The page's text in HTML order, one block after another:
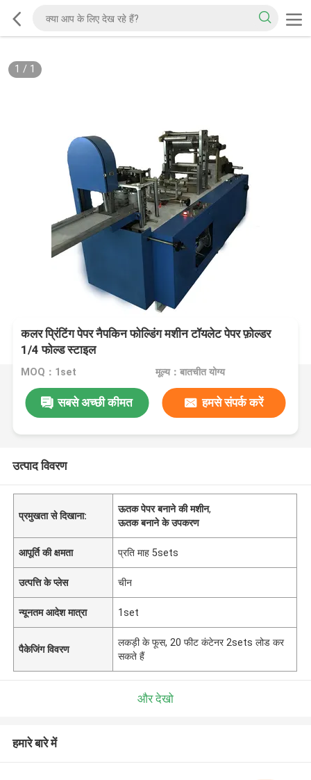
1 / 1
कलर प्रिंटिंग पेपर नैपकिन फोल्डिंग मशीन टॉयलेट पेपर फ़ोल्डर
1/4 फोल्ड स्टाइल
MOQ：1set मूल्य：बातचीत योग्य
सबसे अच्छी कीमत हमसे संपर्क करें
उत्पाद विवरण
प्रमुखता से दिखाना:
ऊतक पेपर बनाने की मशीन,
ऊतक बनाने के उपकरण
आपूर्ति की क्षमता प्रति माह 5sets
उत्पत्ति के प्लेस चीन
न्यूनतम आदेश मात्रा 1set
पैकेजिंग विवरण
लकड़ी के फूस, 20 फीट कंटेनर 2sets लोड कर
सकते हैं
और देखो
हमारे बारे में